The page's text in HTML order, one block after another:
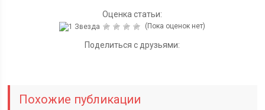
Оценка статьи:
(Пока оценок нет)
Поделиться с друзьями:
Похожие публикации